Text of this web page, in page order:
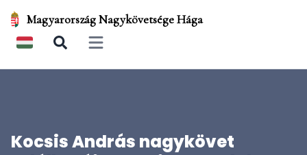
Magyarország Nagykövetsége Hága
Open main menu
Kocsis András nagykövet